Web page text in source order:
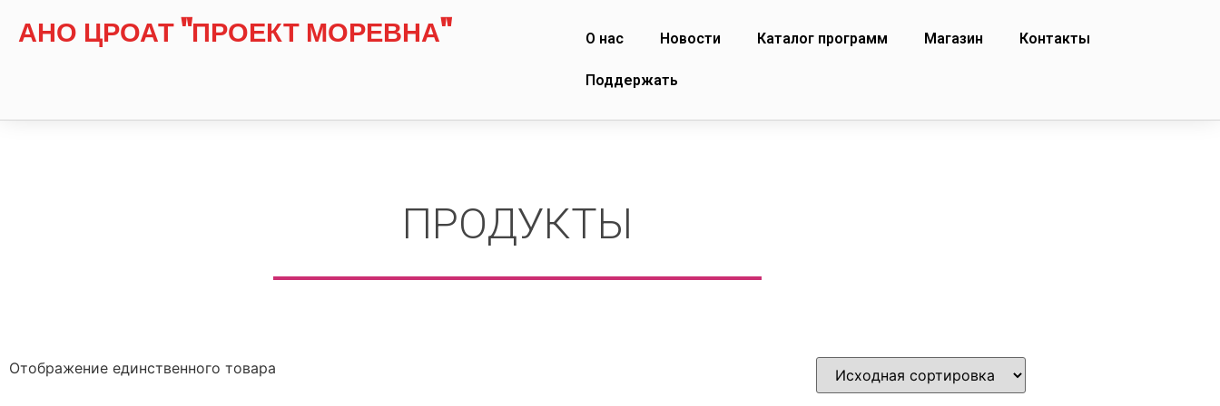
АНО ЦРОАТ "ПРОЕКТ МОРЕВНА" О нас Новости Каталог программ Магазин Контакты
Поддержать
ПРОДУКТЫ
Отображение единственного товара